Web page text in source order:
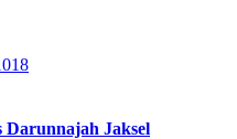
Darunnajah Jaksel